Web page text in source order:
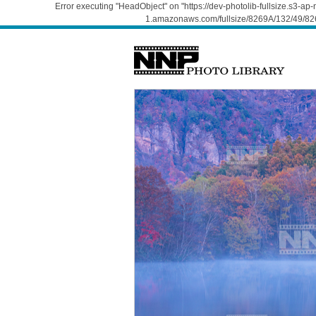
Error executing "HeadObject" on "https://dev-photolib-fullsize.s3-
1.amazonaws.com/fullsize/8269A/132/49/